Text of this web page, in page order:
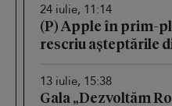
24 iulie, 11:14
(P) Apple în prim-
rescriu așteptările
13 iulie, 15:38
Gala „Dezvoltăm